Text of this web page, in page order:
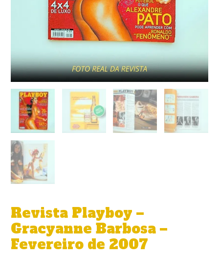
Revista Playboy –
Gracyanne Barbosa –
Fevereiro de 2007